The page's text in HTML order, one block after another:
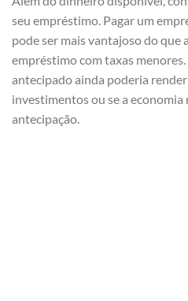
seu empréstimo. Pagar um
pode ser mais vantajoso do que
empréstimo com taxas
antecipado ainda poderia
investimentos ou se a economia
antecipação.